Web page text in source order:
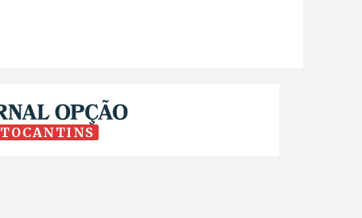
TOCANTINS